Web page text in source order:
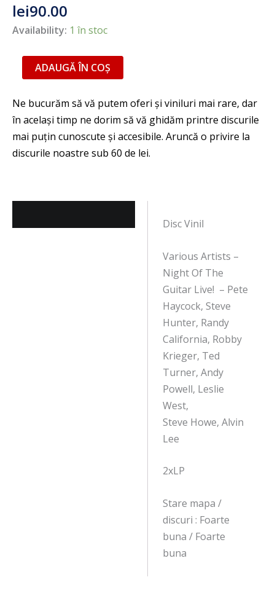
lei90.00
Availability: 1 în stoc
ADAUGĂ ÎN COȘ
Disc Vinil
Various Artists –
Night Of The
Guitar Live! – Pete
Haycock, Steve
Hunter, Randy
California, Robby
Krieger, Ted
Turner, Andy
Powell, Leslie
West,
Steve Howe, Alvin
Lee
2xLP
Stare mapa /
discuri : Foarte
buna / Foarte
buna